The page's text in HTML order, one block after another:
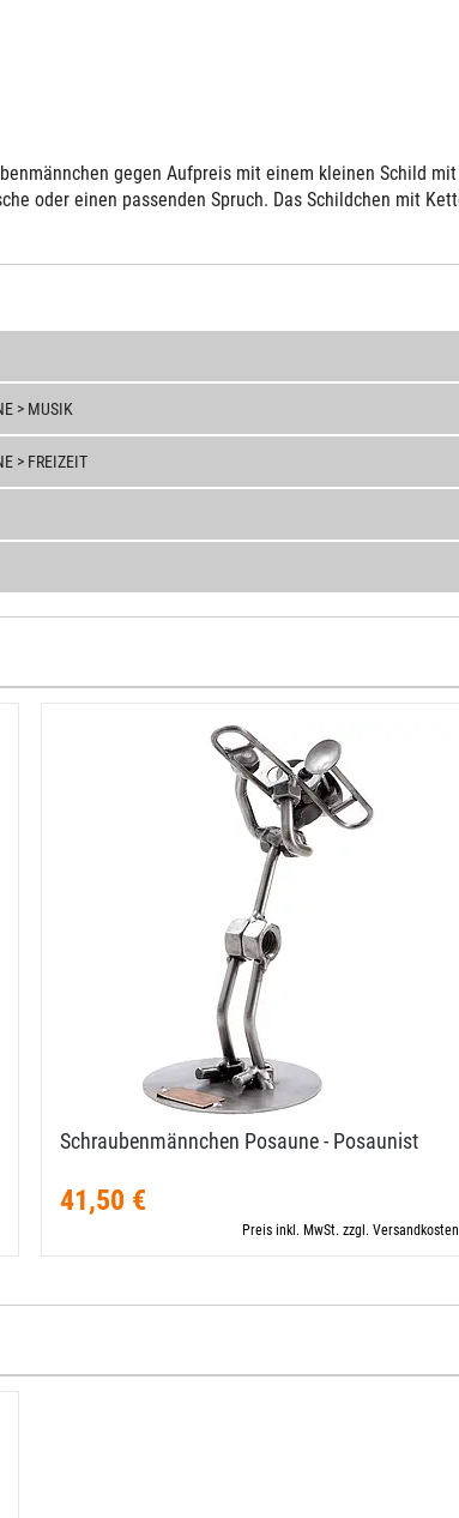
gegen Aufpreis mit einem kleinen Schild
oder einen passenden Spruch. Das Schildchen mit
> MUSIK
> FREIZEIT
Schraubenmännchen Posaune - Posaunist
41,50 €
Preis inkl. MwSt. zzgl. Versandkosten